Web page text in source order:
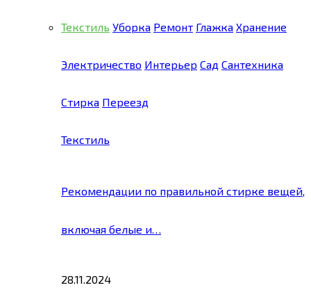
Текстиль Уборка Ремонт Глажка Хранение
Электричество Интерьер Сад Сантехника
Стирка Переезд
Текстиль
Рекомендации по правильной стирке вещей,
включая белые и…
28.11.2024